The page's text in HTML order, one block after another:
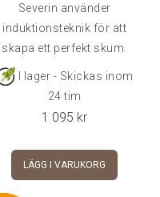
Severin använder
induktionsteknik för att
skapa ett perfekt skum.
Den löstagbara rostfria
Denna modell erbjuder
möjlighet att skumma
I lager - Skickas inom
24 tim
1 095 kr
LÄGG I VARUKORG